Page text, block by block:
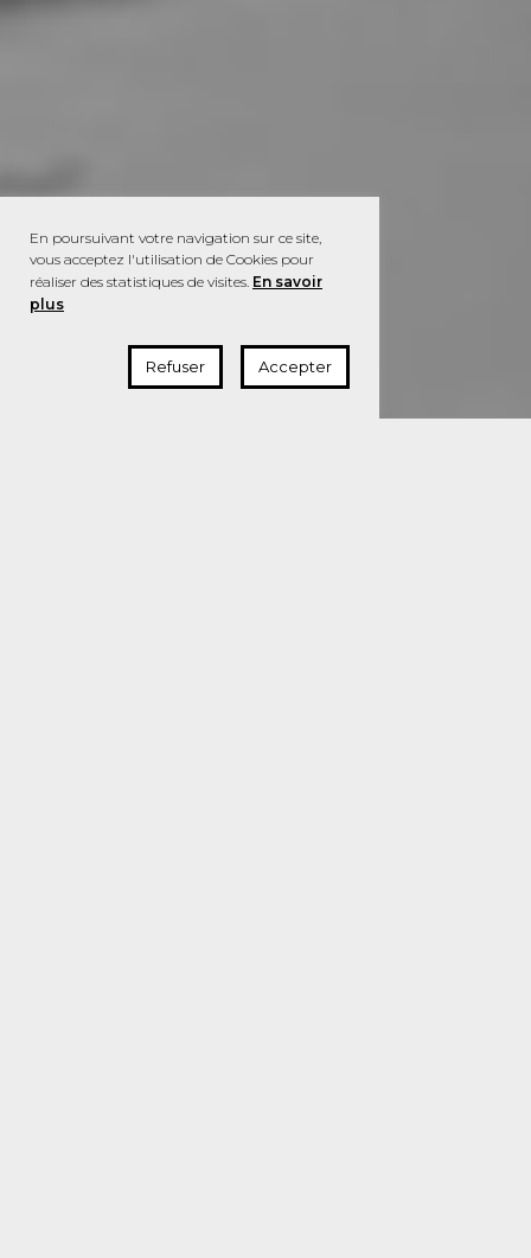
En poursuivant votre navigation sur ce site,
vous acceptez l'utilisation de Cookies pour
réaliser des statistiques de visites. En savoir
plus
Accepter
Refuser